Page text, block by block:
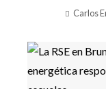
Carlos